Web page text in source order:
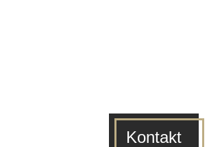
Kontakt